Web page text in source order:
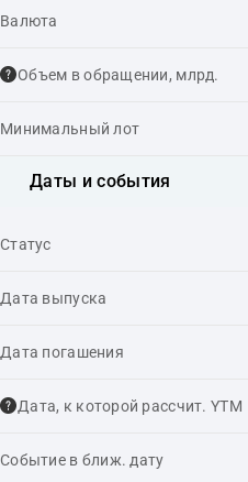
Валюта
Объем в обращении, млрд.
Минимальный лот
Даты и события
Статус
Дата выпуска
Дата погашения
Дата, к которой рассчит. YTM
Событие в ближ. дату